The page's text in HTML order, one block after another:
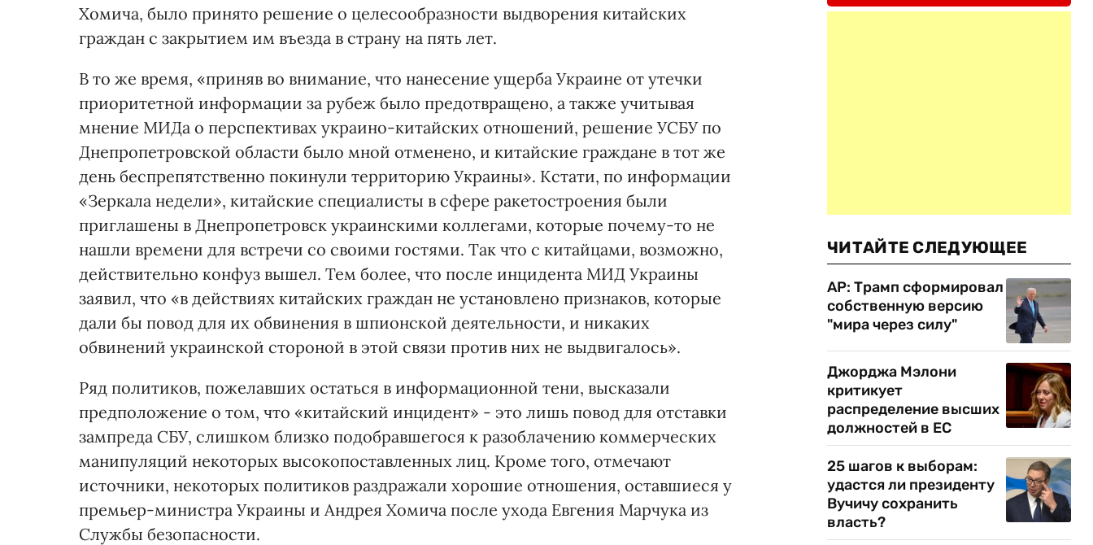
Хомича, было принято решение о целесообразности выдворения китайских
граждан с закрытием им въезда в страну на пять лет.
В то же время, «приняв во внимание, что нанесение ущерба Украине от утечки
приоритетной информации за рубеж было предотвращено, а также учитывая
мнение МИДа о перспективах украино-китайских отношений, решение УСБУ по
Днепропетровской области было мной отменено, и китайские граждане в тот же
день беспрепятственно покинули территорию Украины». Кстати, по информации
«Зеркала недели», китайские специалисты в сфере ракетостроения были
приглашены в Днепропетровск украинскими коллегами, которые почему-то не
нашли времени для встречи со своими гостями. Так что с китайцами, возможно,
действительно конфуз вышел. Тем более, что после инцидента МИД Украины
заявил, что «в действиях китайских граждан не установлено признаков, которые
дали бы повод для их обвинения в шпионской деятельности, и никаких
обвинений украинской стороной в этой связи против них не выдвигалось».
Ряд политиков, пожелавших остаться в информационной тени, высказали
предположение о том, что «китайский инцидент» - это лишь повод для отставки
зампреда СБУ, слишком близко подобравшегося к разоблачению коммерческих
манипуляций некоторых высокопоставленных лиц. Кроме того, отмечают
источники, некоторых политиков раздражали хорошие отношения, оставшиеся у
премьер-министра Украины и Андрея Хомича после ухода Евгения Марчука из
Службы безопасности.
ЧИТАЙТЕ СЛЕДУЮЩЕЕ
AP: Трамп сформировал
собственную версию
"мира через силу"
Джорджа Мэлони
критикует
распределение высших
должностей в ЕС
25 шагов к выборам:
удастся ли президенту
Вучичу сохранить
власть?